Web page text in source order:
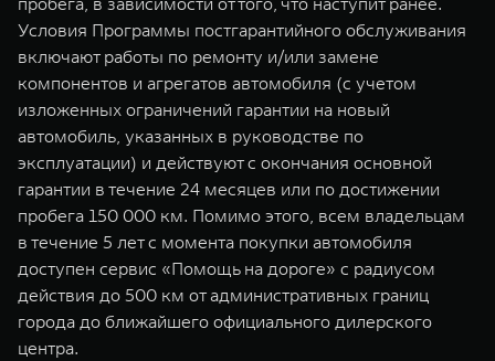
Условия Программы постгарантийного обслуживания
включают работы по ремонту и/или замене
компонентов и агрегатов автомобиля (с учетом
изложенных ограничений гарантии на новый
автомобиль, указанных в руководстве по
эксплуатации) и действуют с окончания основной
гарантии в течение 24 месяцев или по достижении
пробега 150 000 км. Помимо этого, всем владельцам
в течение 5 лет с момента покупки автомобиля
доступен сервис «Помощь на дороге» с радиусом
действия до 500 км от административных границ
города до ближайшего официального дилерского
центра.